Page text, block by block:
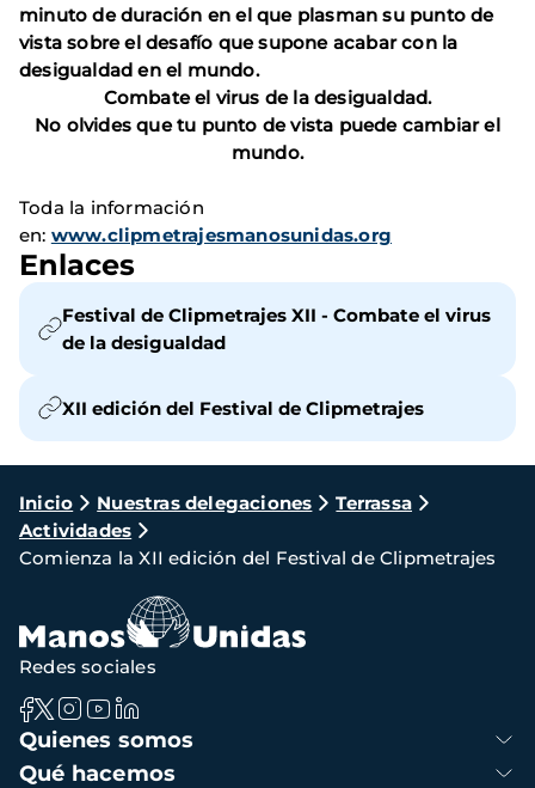
minuto de duración en el que plasman su punto de
vista sobre el desafío que supone acabar con la
desigualdad en el mundo.
Combate el virus de la desigualdad.
No olvides que tu punto de vista puede cambiar el
mundo.
Toda la información
en: www.clipmetrajesmanosunidas.org
Enlaces
Festival de Clipmetrajes XII - Combate el virus
de la desigualdad
XII edición del Festival de Clipmetrajes
Ruta
de
navegación
Inicio Nuestras delegaciones
Terrassa
Actividades
Comienza la XII edición del Festival de Clipmetrajes
Navegación
principal
Quienes somos
Qué hacemos
Redes sociales